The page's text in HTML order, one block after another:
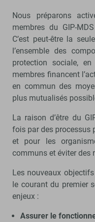
Nous préparons
membres du GIP-
C’est peut-être la
l’ensemble des
protection sociale,
membres financent
en commun des
plus mutualisés
La raison d’être du
fois par des processus
et pour les
communs et éviter des
Les nouveaux
le courant du premier
enjeux :
Assurer le